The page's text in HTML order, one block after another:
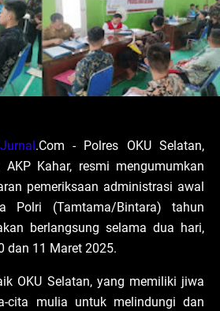
.Com - Polres OKU Selatan,
Kahar, resmi mengumumkan
pemeriksaan administrasi awal
Polri (Tamtama/Bintara) tahun
berlangsung selama dua hari,
dan 11 Maret 2025.
OKU Selatan, yang memiliki jiwa
cita mulia untuk melindungi dan